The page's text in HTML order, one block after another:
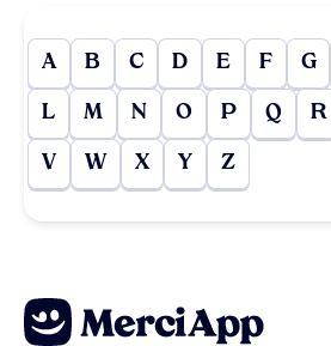
A B C D E F G
L M N O P Q R
V W X Y Z